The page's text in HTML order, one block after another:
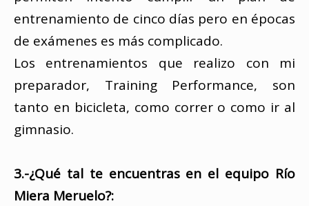
entrenamiento de cinco días pero en épocas
de exámenes es más complicado.
Los entrenamientos que realizo con mi
preparador, Training Performance, son
tanto en bicicleta, como correr o como ir al
gimnasio.
3.-¿Qué tal te encuentras en el equipo Río
Miera Meruelo?: